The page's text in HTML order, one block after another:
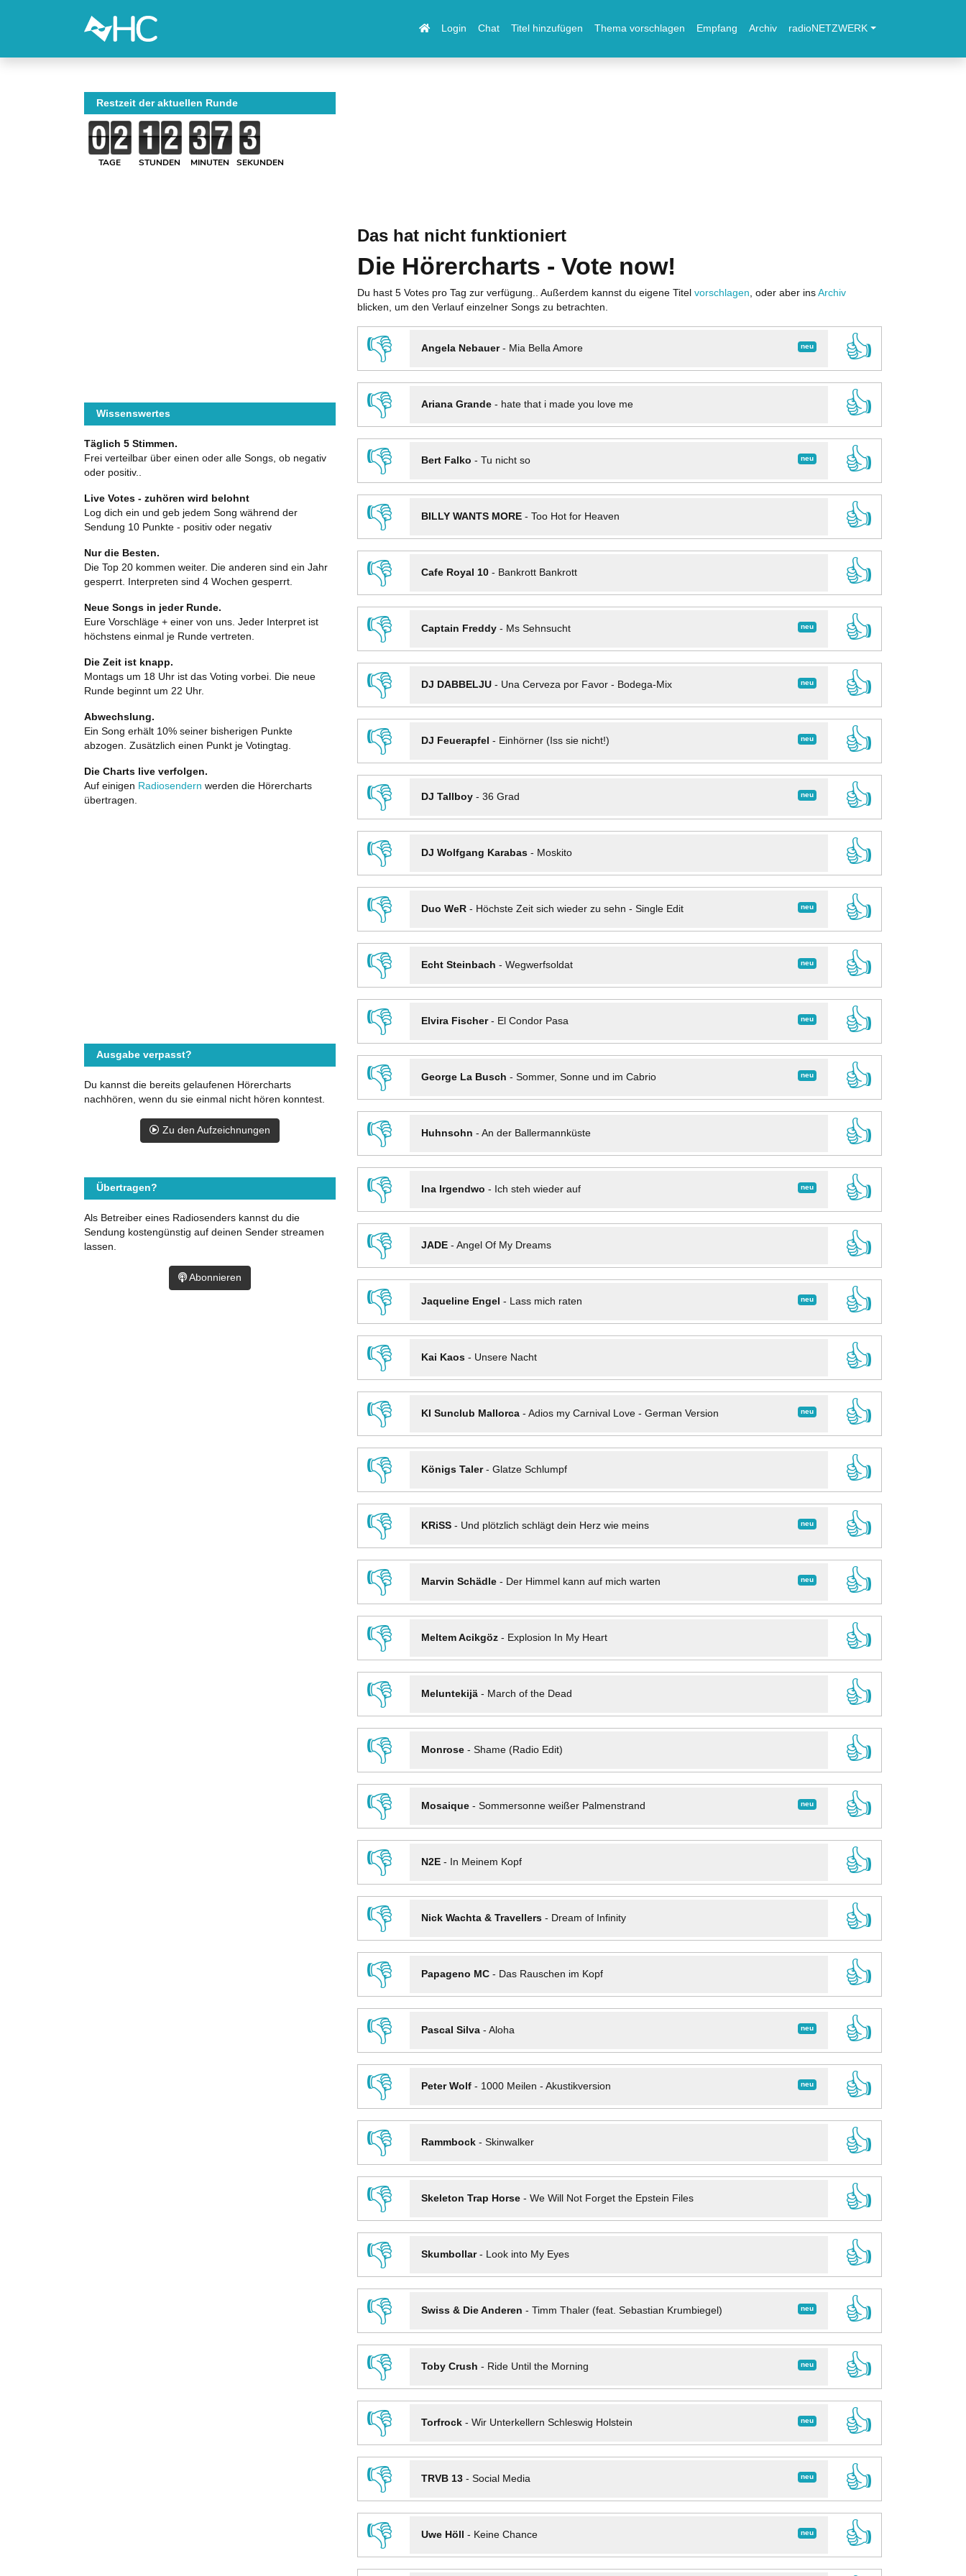
Login Chat Titel hinzufügen Thema vorschlagen Empfang Archiv radioNETZWERK
Das hat nicht funktioniert
Die Hörercharts - Vote now!
Du hast 5 Votes pro Tag zur verfügung.. Außerdem kannst du eigene Titel vorschlagen , oder aber ins Archiv
blicken, um den Verlauf einzelner Songs zu betrachten.
👎 neu
Angela Nebauer- Mia Bella Amore
👍
👎
Ariana Grande- hate that i made you love me
👍
👎
neu
Bert Falko - Tu nicht so
👍
👎
BILLY WANTS MORE- Too Hot for Heaven
👍
👎
Cafe Royal 10- Bankrott Bankrott
👍
👎
neu
Captain Freddy- Ms Sehnsucht
👍
👎
neu
DJ DABBELJU- Una Cerveza por Favor - Bodega-Mix
👍
👎
neu
DJ Feuerapfel - Einhörner (Iss sie nicht!)
👍
👎
neu
DJ Tallboy- 36 Grad
👍
👎
DJ Wolfgang Karabas- Moskito
👍
👎
neu
Duo WeR- Höchste Zeit sich wieder zu sehn - Single Edit
👍
👎
neu
Echt Steinbach - Wegwerfsoldat
👍
👎
neu
Elvira Fischer- El Condor Pasa
👍
👎
neu
George La Busch - Sommer, Sonne und im Cabrio
👍
👎
Huhnsohn - An der Ballermannküste
👍
👎
neu
Ina Irgendwo - Ich steh wieder auf
👍
👎
JADE- Angel Of My Dreams
👍
👎
neu
Jaqueline Engel - Lass mich raten
👍
👎
Kai Kaos- Unsere Nacht
👍
👎
neu
KI Sunclub Mallorca- Adios my Carnival Love - German Version
👍
👎
Königs Taler- Glatze Schlumpf
👍
👎
neu
KRiSS- Und plötzlich schlägt dein Herz wie meins
👍
👎
neu
Marvin Schädle- Der Himmel kann auf mich warten
👍
👎
Meltem Acikgöz- Explosion In My Heart
👍
👎
Meluntekijä- March of the Dead
👍
👎
Monrose- Shame (Radio Edit)
👍
👎
neu
Mosaique- Sommersonne weißer Palmenstrand
👍
👎
N2E- In Meinem Kopf
👍
👎
Nick Wachta & Travellers- Dream of Infinity
👍
👎
Papageno MC- Das Rauschen im Kopf
👍
👎
neu
Pascal Silva- Aloha
👍
👎
neu
Peter Wolf- 1000 Meilen - Akustikversion
👍
👎
Rammbock- Skinwalker
👍
👎
Skeleton Trap Horse- We Will Not Forget the Epstein Files
👍
👎
Skumbollar- Look into My Eyes
👍
👎
neu
Swiss & Die Anderen - Timm Thaler (feat. Sebastian Krumbiegel)
👍
👎
neu
Toby Crush - Ride Until the Morning
👍
👎
neu
Torfrock- Wir Unterkellern Schleswig Holstein
👍
👎
neu
TRVB 13- Social Media
👍
👎
neu
Uwe Höll - Keine Chance
👍
Restzeit der aktuellen Runde
TAGE STUNDEN MINUTEN SEKUNDEN
Wissenswertes
Täglich 5 Stimmen.
Frei verteilbar über einen oder alle Songs, ob negativ
oder positiv..
Live Votes - zuhören wird belohnt
Log dich ein und geb jedem Song während der
Sendung 10 Punkte - positiv oder negativ
Nur die Besten.
Die Top 20 kommen weiter. Die anderen sind ein Jahr
gesperrt. Interpreten sind 4 Wochen gesperrt.
Neue Songs in jeder Runde.
Eure Vorschläge + einer von uns. Jeder Interpret ist
höchstens einmal je Runde vertreten.
Die Zeit ist knapp.
Montags um 18 Uhr ist das Voting vorbei. Die neue
Runde beginnt um 22 Uhr.
Abwechslung.
Ein Song erhält 10% seiner bisherigen Punkte
abzogen. Zusätzlich einen Punkt je Votingtag.
Die Charts live verfolgen.
Auf einigen Radiosendern werden die Hörercharts
übertragen.
Ausgabe verpasst?
Du kannst die bereits gelaufenen Hörercharts
nachhören, wenn du sie einmal nicht hören konntest.
Zu den Aufzeichnungen
Übertragen?
Als Betreiber eines Radiosenders kannst du die
Sendung kostengünstig auf deinen Sender streamen
lassen.
Abonnieren